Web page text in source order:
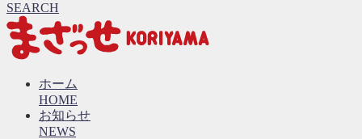
SEARCH
ホーム
HOME
お知らせ
NEWS